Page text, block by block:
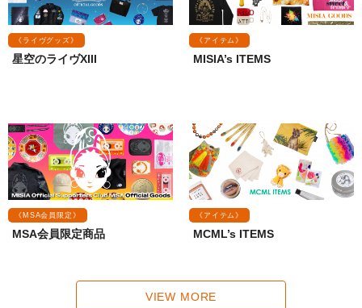
《ライヴグッズ》
星空のライヴXIII
《アイテム》
MISIA’s ITEMS
《MSA会員限定》
MSA会員限定商品
《アイテム》
MCML’s ITEMS
VIEW MORE